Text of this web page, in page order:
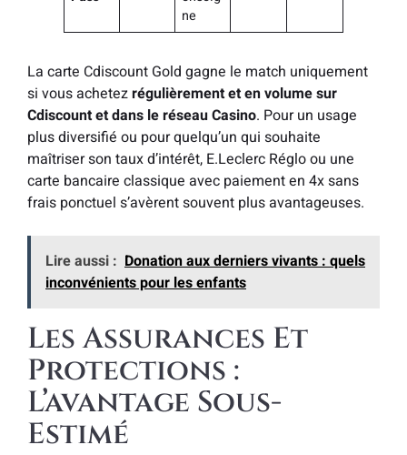
ne
La carte Cdiscount Gold gagne le match uniquement
si vous achetezrégulièrement et en volume sur
Cdiscount et dans le réseau Casino. Pour un usage
plus diversifié ou pour quelqu’un qui souhaite
maîtriser son taux d’intérêt, E.Leclerc Réglo ou une
carte bancaire classique avec paiement en 4x sans
frais ponctuel s’avèrent souvent plus avantageuses.
Lire aussi : Donation aux derniers vivants : quels
inconvénients pour les enfants
Les Assurances Et
Protections :
L’avantage Sous-
Estimé